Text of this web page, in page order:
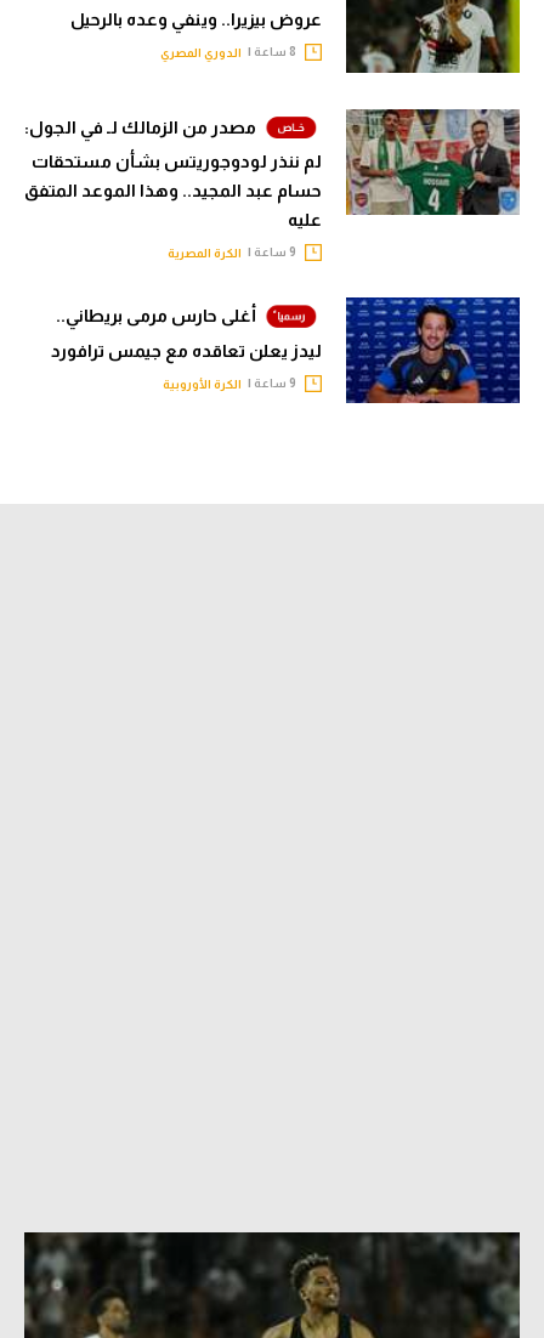
عروض بيزيرا.. وينفي وعده بالرحيل
الدوري المصري
مصدر من الزمالك لـ في الجول:
لم ننذر لودوجوريتس بشأن مستحقات
حسام عبد المجيد.. وهذا الموعد المتفق
عليه
الكرة المصرية
أغلى حارس مرمى بريطاني..
ليدز يعلن تعاقده مع جيمس ترافورد
الكرة الأوروبية